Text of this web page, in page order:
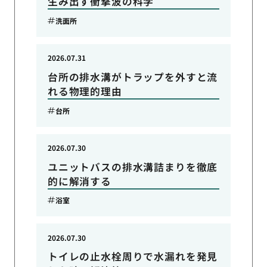
洗面所
台所の排水溝がトラップを外すと流
れる物理的理由
2026.07.31
台所
ユニットバスの排水溝詰まりを徹底
的に解消する
2026.07.30
浴室
トイレの止水栓周りで水漏れを発見
2026.07.30